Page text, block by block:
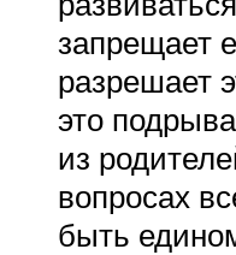
запрещает
разрешает
это
из
вопросах
быть